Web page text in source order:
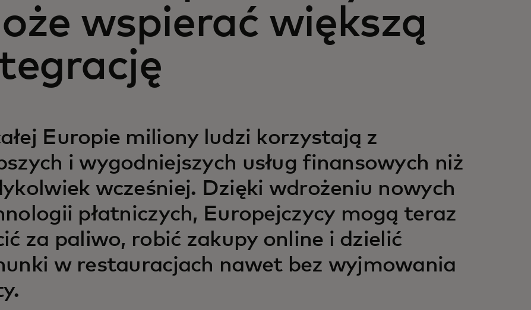
wspierać większą
Europie miliony ludzi korzystają z
i wygodniejszych usług finansowych niż
wcześniej. Dzięki wdrożeniu nowych
płatniczych, Europejczycy mogą teraz
za paliwo, robić zakupy online i dzielić
w restauracjach nawet bez wyjmowania